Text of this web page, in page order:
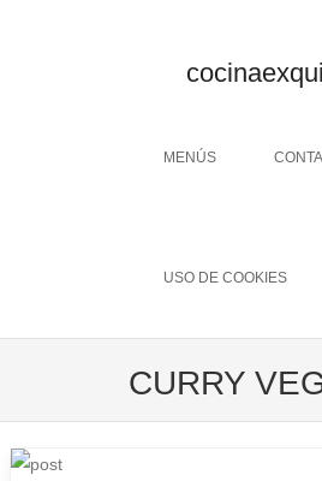
Menu
SKIP TO CONTENT
MENÚS
USO DE COOKIES
CURRY